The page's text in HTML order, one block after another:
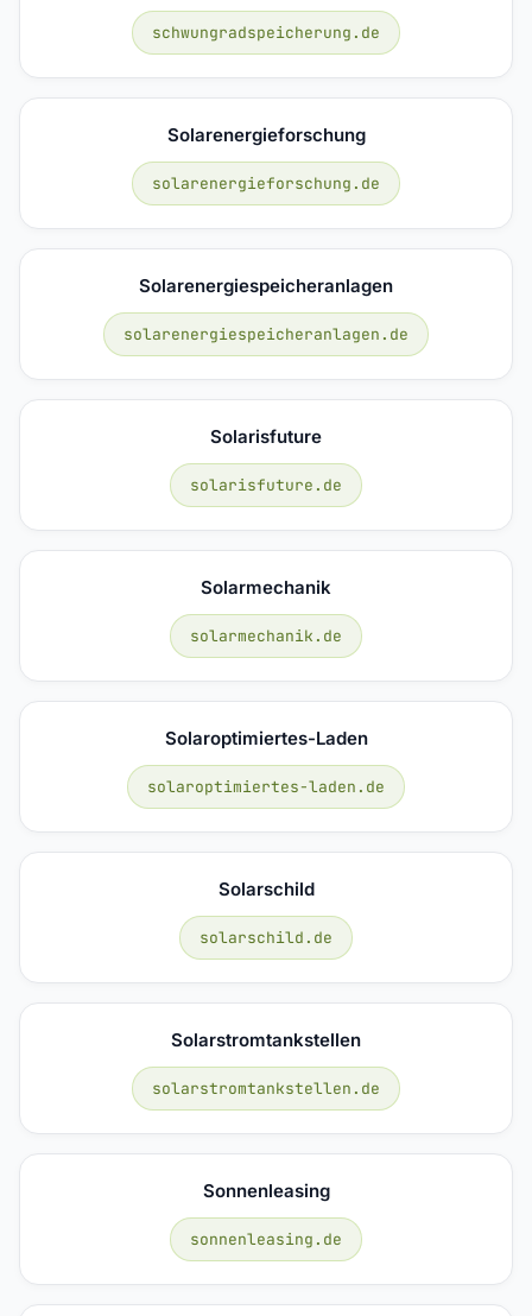
schwungradspeicherung.de
Solarenergieforschung
solarenergieforschung.de
Solarenergiespeicheranlagen
solarenergiespeicheranlagen.de
Solarisfuture
solarisfuture.de
Solarmechanik
solarmechanik.de
Solaroptimiertes-Laden
solaroptimiertes-laden.de
Solarschild
solarschild.de
Solarstromtankstellen
solarstromtankstellen.de
Sonnenleasing
sonnenleasing.de